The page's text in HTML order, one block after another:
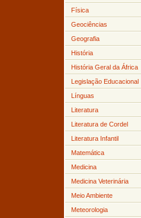
Física
Geociências
Geografia
História
História Geral da África
Legislação Educacional
Línguas
Literatura
Literatura de Cordel
Literatura Infantil
Matemática
Medicina
Medicina Veterinária
Meio Ambiente
Meteorologia